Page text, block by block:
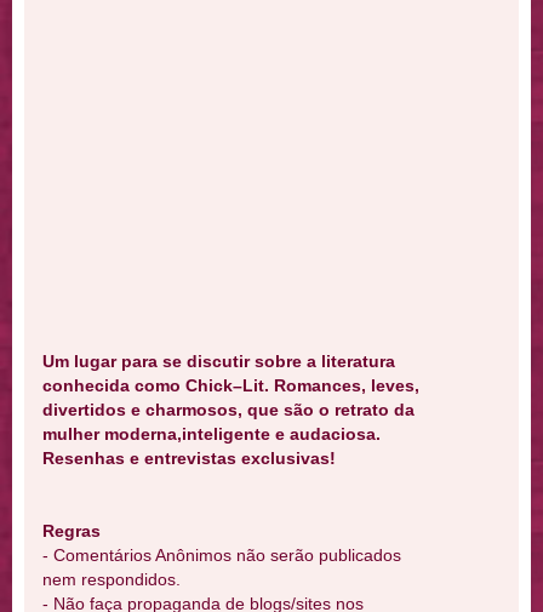
Um lugar para se discutir sobre a literatura
conhecida como Chick–Lit. Romances, leves,
divertidos e charmosos, que são o retrato da
mulher moderna,inteligente e audaciosa.
Resenhas e entrevistas exclusivas!
Regras
- Comentários Anônimos não serão publicados
nem respondidos.
- Não faça propaganda de blogs/sites nos